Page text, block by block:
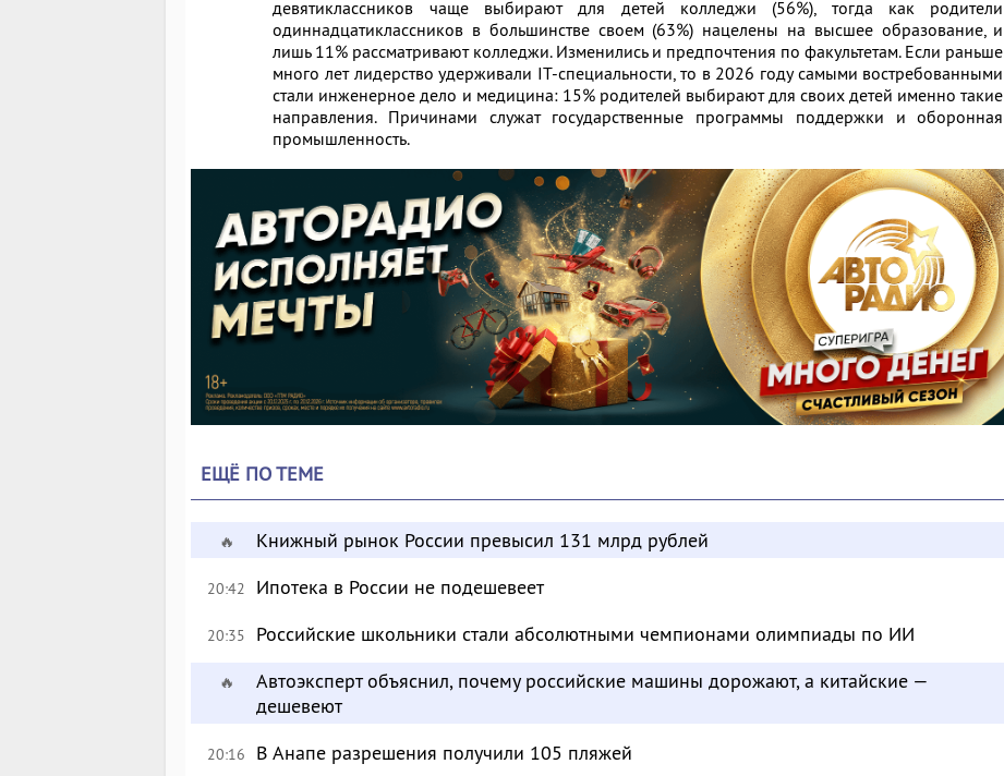
девятиклассников чаще выбирают для детей колледжи (56%), тогда как родители
одиннадцатиклассников в большинстве своем (63%) нацелены на высшее образование, и
лишь 11% рассматривают колледжи. Изменились и предпочтения по факультетам. Если раньше
много лет лидерство удерживали IT-специальности, то в 2026 году самыми востребованными
стали инженерное дело и медицина: 15% родителей выбирают для своих детей именно такие
направления. Причинами служат государственные программы поддержки и оборонная
промышленность.
ЕЩЁ ПО ТЕМЕ
🔥 Книжный рынок России превысил 131 млрд рублей
20:42 Ипотека в России не подешевеет
20:35 Российские школьники стали абсолютными чемпионами олимпиады по ИИ
🔥
Автоэксперт объяснил, почему российские машины дорожают, а китайские —
дешевеют
20:16 В Анапе разрешения получили 105 пляжей